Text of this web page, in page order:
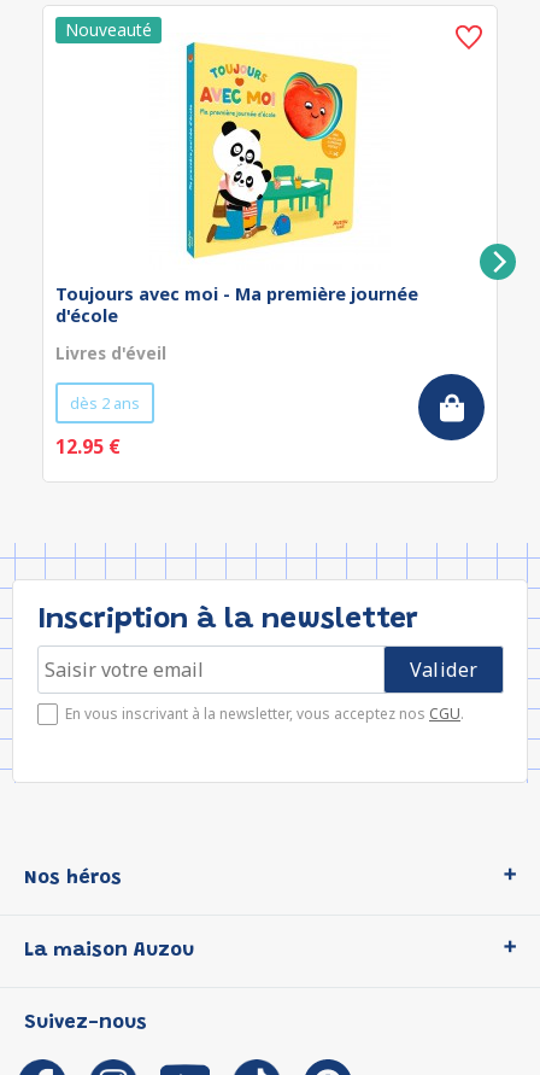
Toujours avec moi - Ma première journée
d'école
Livres d'éveil
dès 2 ans
12.95 €
Inscription à la newsletter
En vous inscrivant à la newsletter, vous acceptez nos CGU.
Nos héros
P'tit Loup
Les Influenceuses
Migali
La maison Auzou
Notre histoire
Auzou s'engage
Suivez-nous